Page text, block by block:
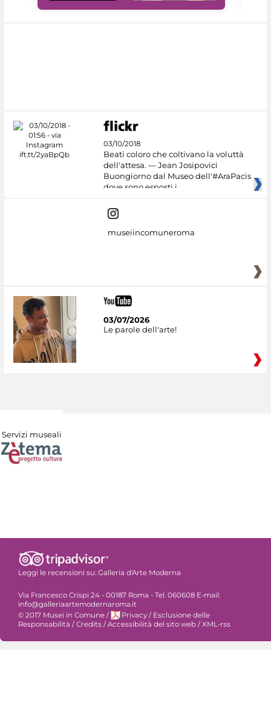
03/10/2018
Beati coloro che coltivano la voluttà
dell'attesa. — Jean Josipovici
Buongiorno dal Museo dell'#AraPacis
dove sono esposti i
museiincomuneroma
03/07/2026
Le parole dell'arte!
Servizi museali
Leggi le recensioni su: Galleria d'Arte Moderna
Via Francesco Crispi 24 - 00187 Roma - Tel. 060608 E-mail:
info@galleriaartemodernaroma.it
© 2017 Musei in Comune / Privacy / Esclusione delle
Responsabilità / Credits / Accessibilità del sito web / XML-rss